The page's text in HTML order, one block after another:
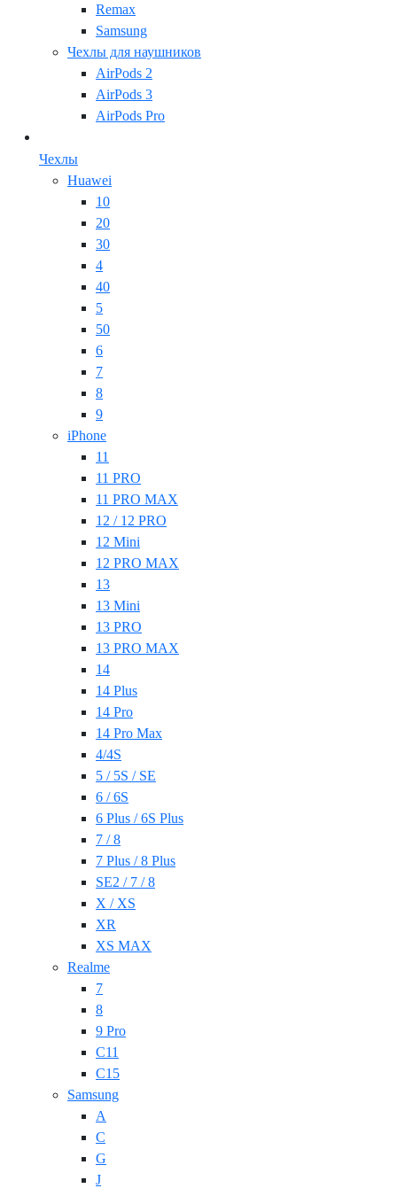
Remax
Samsung
Чехлы для наушников
AirPods 2
AirPods 3
AirPods Pro
Чехлы
Huawei
10
20
30
4
40
5
50
6
7
8
9
iPhone
11
11 PRO
11 PRO MAX
12 / 12 PRO
12 Mini
12 PRO MAX
13
13 Mini
13 PRO
13 PRO MAX
14
14 Plus
14 Pro
14 Pro Max
4/4S
5 / 5S / SE
6 / 6S
6 Plus / 6S Plus
7 / 8
7 Plus / 8 Plus
SE2 / 7 / 8
X / XS
XR
XS MAX
Realme
7
8
9 Pro
C11
C15
Samsung
A
C
G
J